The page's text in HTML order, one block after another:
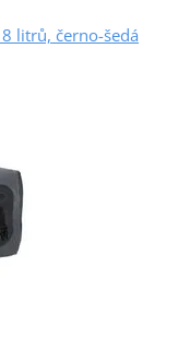
litrů, černo-šedá